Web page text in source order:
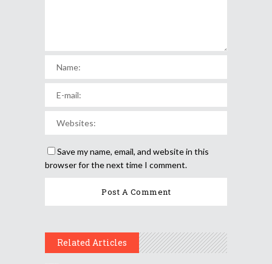
Save my name, email, and website in this
browser for the next time I comment.
Related Articles